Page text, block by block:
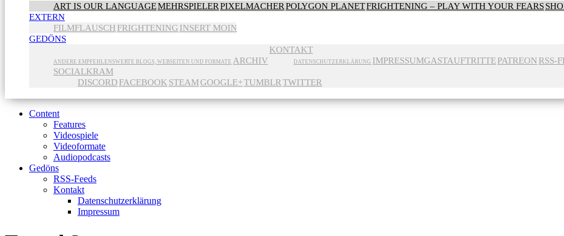
ART IS OUR LANGUAGEMEHRSPIELERPIXELMACHERPOLYGON PLANETFRIGHTENING – PLAY WITH YOUR FEARS
EXTERN
FILMFLAUSCH FRIGHTENING INSERT MOIN
GEDÖNS
ANDERE EMPFEHLENSWERTE BLOGS, WEBSEITEN UND FORMATE ARCHIV
KONTAKT
DATENSCHUTZERKLÄRUNG IMPRESSUMGASTAUFTRITTEPATREON RSS-
SOCIALKRAM
DISCORD FACEBOOK STEAMGOOGLE+TUMBLRTWITTER
Content
Features
Videospiele
Videoformate
Audiopodcasts
Gedöns
RSS-Feeds
Kontakt
Datenschutzerklärung
Impressum